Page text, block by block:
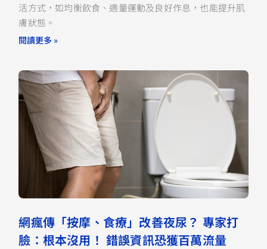
活方式，如均衡飲食、適量運動及良好作息，也能提升肌
膚狀態。
閱讀更多 »
網瘋傳「按摩、食療」改善夜尿？ 專家打
臉：根本沒用！ 錯誤資訊恐獲百萬流量